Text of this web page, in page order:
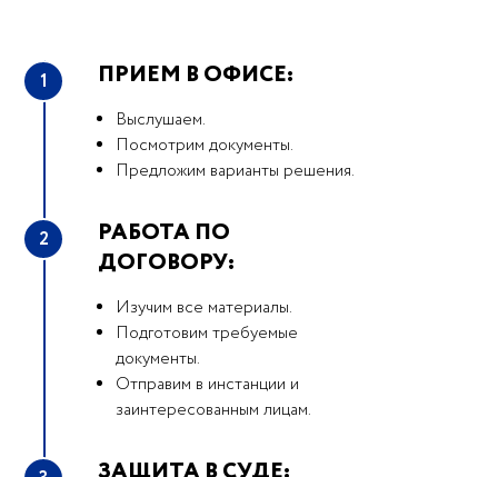
1 ПРИЕМ В ОФИСЕ:
Выслушаем.
Посмотрим документы.
Предложим варианты решения.
2
РАБОТА ПО
ДОГОВОРУ:
Изучим все материалы.
Подготовим требуемые
документы.
Отправим в инстанции и
заинтересованным лицам.